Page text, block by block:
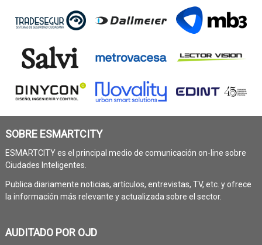
SOBRE ESMARTCITY
ESMARTCITY es el principal medio de comunicación on-line sobre
Ciudades Inteligentes.
Publica diariamente noticias, artículos, entrevistas, TV, etc. y ofrece
la información más relevante y actualizada sobre el sector.
AUDITADO POR OJD